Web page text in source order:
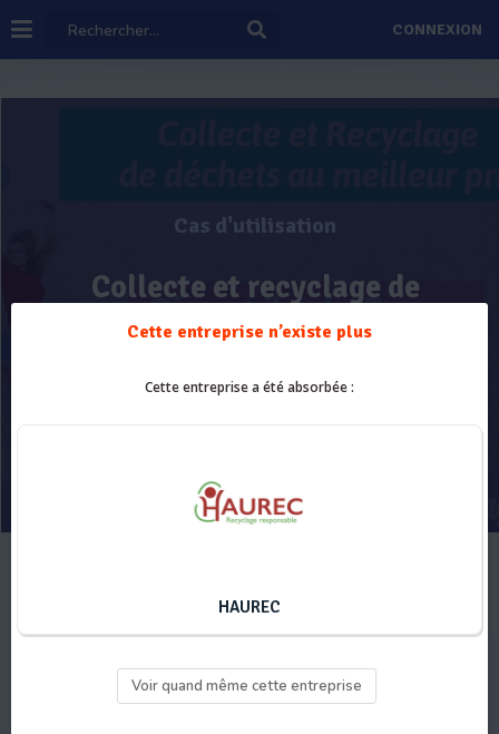
CONNEXION
Cas d'utilisation
Collecte et recyclage de
déchets
DEMANDER UN DEVIS
Cette entreprise n’existe plus
Cette entreprise a été absorbée :
HAUREC
Voir quand même cette entreprise